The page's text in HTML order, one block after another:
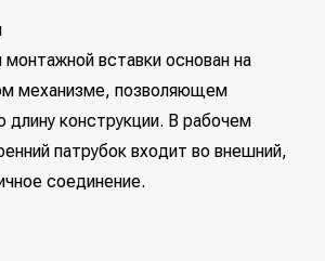
вставки основан на
механизме, позволяющем
конструкции. В рабочем
патрубок входит во внешний,
соединение.